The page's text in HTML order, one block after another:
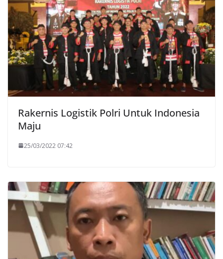
Rakernis Logistik Polri Untuk Indonesia
Maju
25/03/2022 07:42